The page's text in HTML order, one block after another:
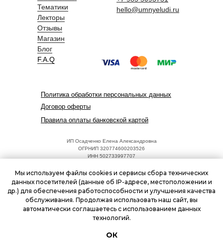
Тематики
Лекторы
Отзывы
Магазин
Блог
F.A.Q
hello@umnyeludi.ru
Политика обработки персональных данных
Договор оферты
Правила оплаты банковской картой
web-лаборатория Lessor
Разработка сайта
ИП Осадченко Елена Александровна
ОГРНИП 320774600203526
ИНН 502733997707
hello@umnyeludi.ru
Режим работы: ежедневно 09:00 - 18:00
Мы используем файлы cookies и сервисы сбора технических
данных посетителей (данные об IP-адресе, местоположении и
др.) для обеспечения работоспособности и улучшения качества
обслуживания. Продолжая использовать наш сайт, вы
автоматически соглашаетесь с использованием данных
технологий.
ОК